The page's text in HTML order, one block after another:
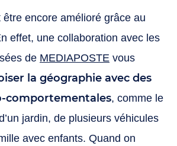
encore amélioré grâce au
effet, une collaboration avec les
de MEDIAPOSTE vous
la géographie avec des
comportementales, comme le
jardin, de plusieurs véhicules
avec enfants. Quand on